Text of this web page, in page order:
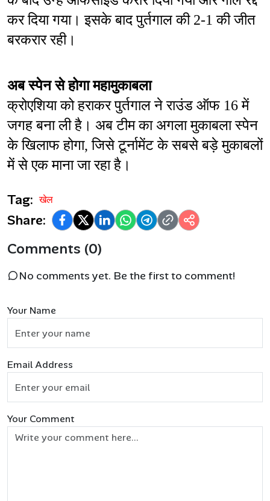
कर दिया गया। इसके बाद पुर्तगाल की 2-1 की जीत
बरकरार रही।
अब स्पेन से होगा महामुकाबला
क्रोएशिया को हराकर पुर्तगाल ने राउंड ऑफ 16 में
जगह बना ली है। अब टीम का अगला मुकाबला स्पेन
के खिलाफ होगा, जिसे टूर्नामेंट के सबसे बड़े मुकाबलों
में से एक माना जा रहा है।
Tag: खेल
Share:
Comments (0)
No comments yet. Be the first to comment!
Your Name
Email Address
Your Comment